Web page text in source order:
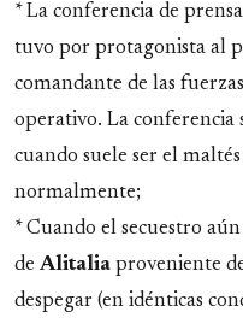
* La conferencia de
tuvo por protagonista al
comandante de las
operativo. La conferencia
cuando suele ser el
normalmente;
* Cuando el secuestro
de Alitalia proveniente
despegar (en idénticas